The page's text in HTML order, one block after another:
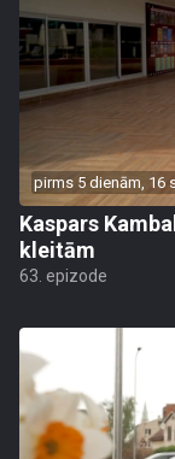
pirms 5 dienām, 16
Kaspars
kleitām
63. epizode